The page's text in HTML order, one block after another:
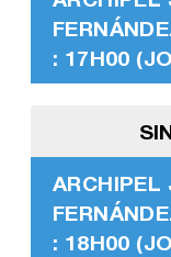
: 17H00
ARCHIPEL
: 18H00